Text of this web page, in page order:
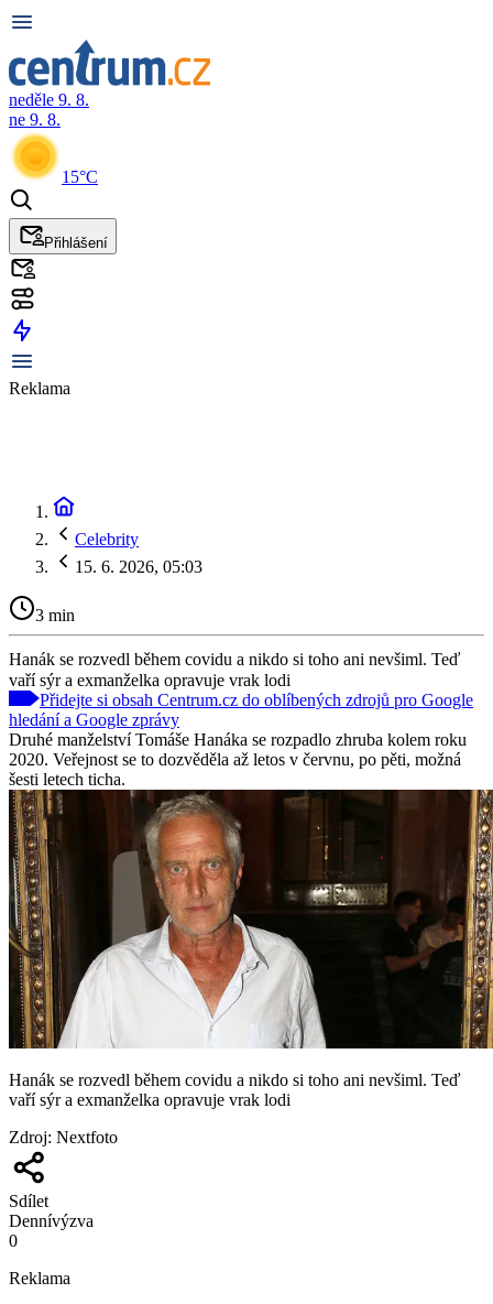
neděle 9. 8.
ne 9. 8.
15°C
Přihlášení
Reklama
Celebrity
15. 6. 2026, 05:03
3 min
Hanák se rozvedl během covidu a nikdo si toho ani nevšiml. Teď
vaří sýr a exmanželka opravuje vrak lodi
Přidejte si obsah Centrum.cz do oblíbených zdrojů pro Google
hledání a Google zprávy
Druhé manželství Tomáše Hanáka se rozpadlo zhruba kolem roku
2020. Veřejnost se to dozvěděla až letos v červnu, po pěti, možná
šesti letech ticha.
Hanák se rozvedl během covidu a nikdo si toho ani nevšiml. Teď
vaří sýr a exmanželka opravuje vrak lodi
Zdroj: Nextfoto
Sdílet
Dennívýzva
0
Reklama